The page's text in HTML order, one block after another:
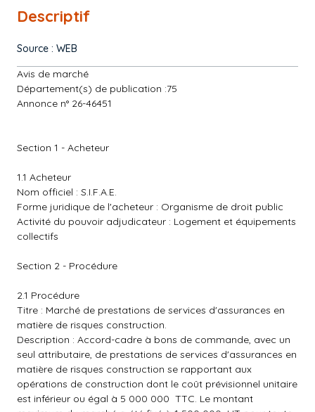
Descriptif
Source : WEB
Avis de marché
Département(s) de publication :75
Annonce n° 26-46451
Section 1 - Acheteur
1.1 Acheteur
Nom officiel : S.I.F.A.E.
Forme juridique de l'acheteur : Organisme de droit public
Activité du pouvoir adjudicateur : Logement et équipements
collectifs
Section 2 - Procédure
2.1 Procédure
Titre : Marché de prestations de services d'assurances en
matière de risques construction.
Description : Accord-cadre à bons de commande, avec un
seul attributaire, de prestations de services d'assurances en
matière de risques construction se rapportant aux
opérations de construction dont le coût prévisionnel unitaire
est inférieur ou égal à 5 000 000  TTC. Le montant